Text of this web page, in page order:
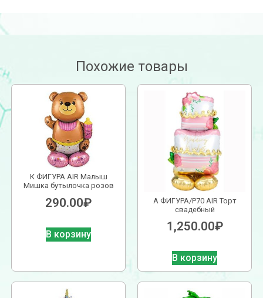
Похожие товары
К ФИГУРА AIR Малыш
Мишка бутылочка розов
290.00₽
В корзину
А ФИГУРА/P70 AIR Торт
свадебный
1,250.00₽
В корзину